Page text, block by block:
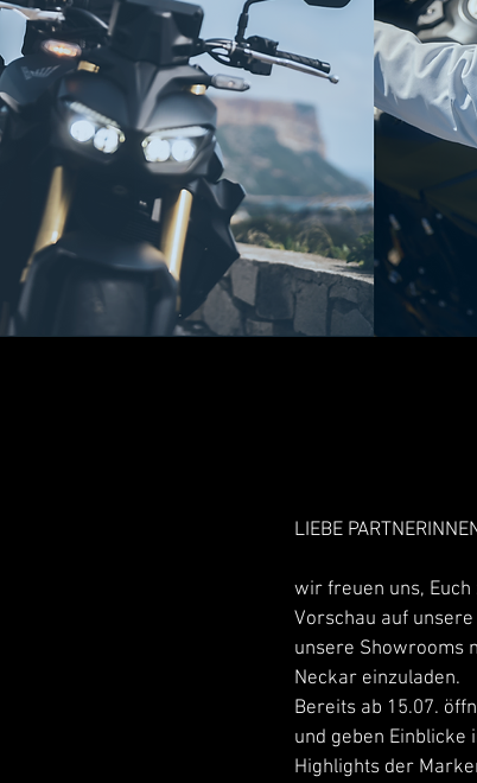
LIEBE
wir freuen uns,
Vorschau auf
unsere Showrooms
Neckar einzuladen.
Bereits ab 15.07.
und geben Einblicke
Highlights der